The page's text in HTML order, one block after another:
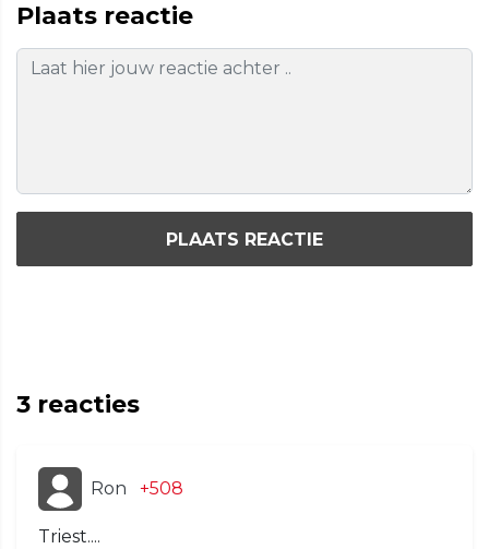
Plaats reactie
PLAATS REACTIE
3 reacties
Ron +508
Triest....